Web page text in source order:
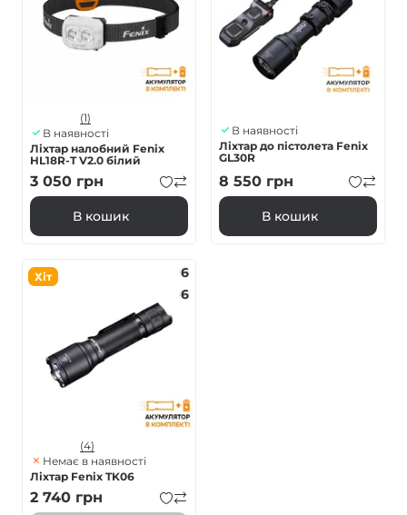
(1)
В наявності
Ліхтар налобний Fenix
HL18R-T V2.0 білий
3 050 грн
В кошик
В наявності
Ліхтар до пістолета Fenix
GL30R
8 550 грн
В кошик
Хіт
6
6
(4)
Немає в наявності
Ліхтар Fenix TK06
2 740 грн